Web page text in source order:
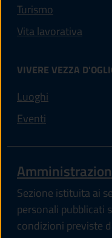
Turismo
Vita lavorativa
VIVERE VEZZA
Luoghi
Eventi
Sezione istituita ai
personali pubblicati
condizioni previste